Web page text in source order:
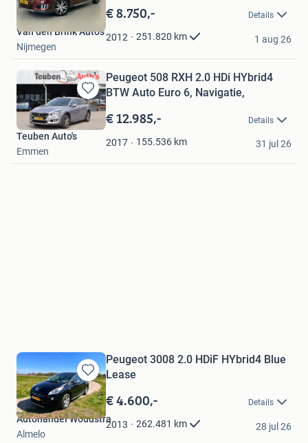
in
Mijn
Favorieten
€ 8.750,- Details
2012 251.820 km
Van den Brink Auto's
Nijmegen
1 aug 26
Bewaren
in
Mijn
Favorieten
Peugeot 508 RXH 2.0 HDi HYbrid4
BTW Auto Euro 6, Navigatie,
€ 12.985,- Details
2017 155.536 km
Teuben Auto's
Emmen
31 jul 26
Bewaren
in
Mijn
Favorieten
Peugeot 3008 2.0 HDiF HYbrid4 Blue
Lease
€ 4.600,- Details
2013 262.481 km
Autohandel Woudstra
Almelo
28 jul 26